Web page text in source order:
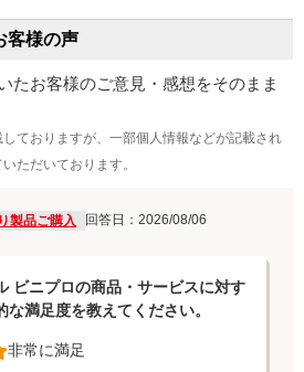
客様の声
たお客様のご意見・感想をそのまま
ておりますが、一部個人情報などが記載され
ただいております。
製品ご購入 回答日：2026/08/06
ビニプロの商品・サービスに対す
な満足度を教えてください。
非常に満足